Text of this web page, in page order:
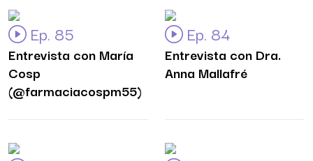
Ep. 85
Entrevista con María
Cosp
(@farmaciacospm55)
Ep. 84
Entrevista con Dra.
Anna Mallafré